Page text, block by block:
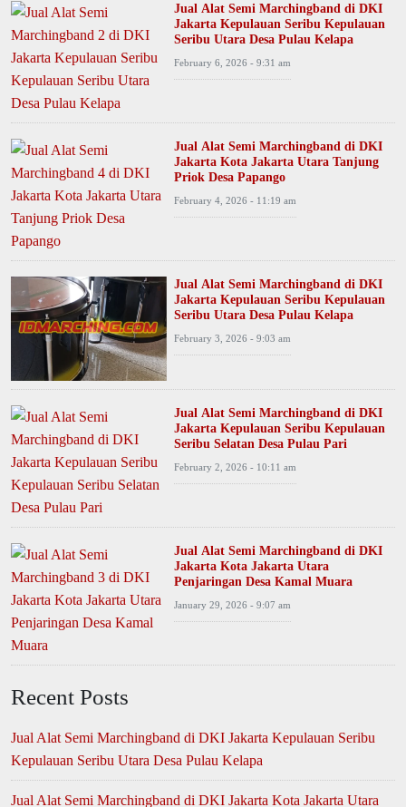
Jual Alat Semi Marchingband di DKI
Jakarta Kepulauan Seribu Kepulauan
Seribu Utara Desa Pulau Kelapa
February 6, 2026 - 9:31 am
Jual Alat Semi Marchingband di DKI
Jakarta Kota Jakarta Utara Tanjung
Priok Desa Papango
February 4, 2026 - 11:19 am
Jual Alat Semi Marchingband di DKI
Jakarta Kepulauan Seribu Kepulauan
Seribu Utara Desa Pulau Kelapa
February 3, 2026 - 9:03 am
Jual Alat Semi Marchingband di DKI
Jakarta Kepulauan Seribu Kepulauan
Seribu Selatan Desa Pulau Pari
February 2, 2026 - 10:11 am
Jual Alat Semi Marchingband di DKI
Jakarta Kota Jakarta Utara
Penjaringan Desa Kamal Muara
January 29, 2026 - 9:07 am
Recent Posts
Jual Alat Semi Marchingband di DKI Jakarta Kepulauan Seribu
Kepulauan Seribu Utara Desa Pulau Kelapa
Jual Alat Semi Marchingband di DKI Jakarta Kota Jakarta Utara